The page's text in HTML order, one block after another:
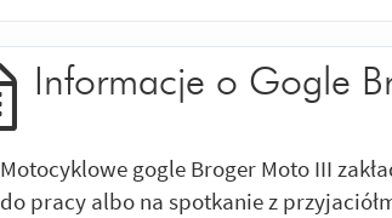
Informacje o Gogle
Motocyklowe gogle Broger Moto III
do pracy albo na spotkanie z